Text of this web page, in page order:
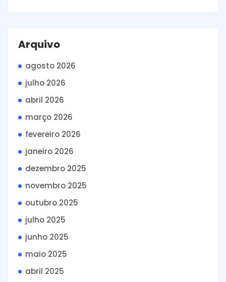
Arquivo
agosto 2026
julho 2026
abril 2026
março 2026
fevereiro 2026
janeiro 2026
dezembro 2025
novembro 2025
outubro 2025
julho 2025
junho 2025
maio 2025
abril 2025